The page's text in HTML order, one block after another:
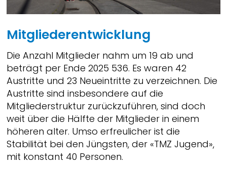
Mitgliederentwicklung
Die Anzahl Mitglieder nahm um 19 ab und
beträgt per Ende 2025 536. Es waren 42
Austritte und 23 Neueintritte zu verzeichnen. Die
Austritte sind insbesondere auf die
Mitgliederstruktur zurückzuführen, sind doch
weit über die Hälfte der Mitglieder in einem
höheren alter. Umso erfreulicher ist die
Stabilität bei den Jüngsten, der «TMZ Jugend»,
mit konstant 40 Personen.